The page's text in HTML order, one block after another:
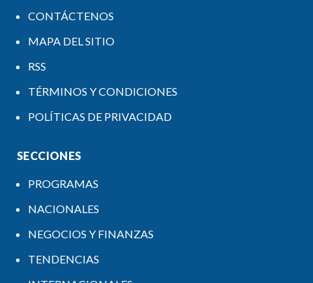
CONTÁCTENOS
MAPA DEL SITIO
RSS
TÉRMINOS Y CONDICIONES
POLÍTICAS DE PRIVACIDAD
SECCIONES
PROGRAMAS
NACIONALES
NEGOCIOS Y FINANZAS
TENDENCIAS